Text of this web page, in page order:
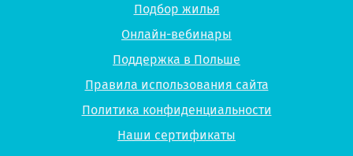
Подбор жилья
Онлайн-вебинары
Поддержка в Польше
Правила использования сайта
Политика конфиденциальности
Наши сертификаты